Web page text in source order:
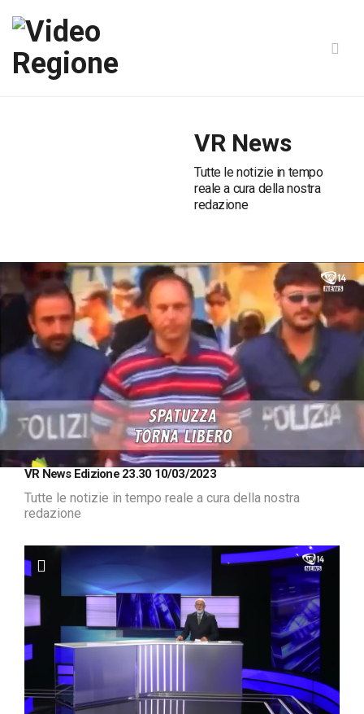
VR News
Tutte le notizie in tempo
reale a cura della nostra
redazione
Unmute Loaded:
3.22%
VR News Edizione 23.30 10/03/2023
Tutte le notizie in tempo reale a cura della nostra
redazione